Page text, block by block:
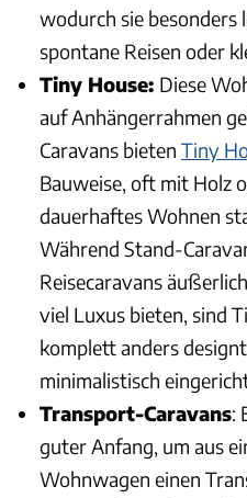
wodurch sie besonders
spontane Reisen oder
Tiny House: Diese
auf Anhängerrahmen
Caravans bieten Tiny
Bauweise, oft mit Holz
dauerhaftes Wohnen
Während Stand-
Reisecaravans
viel Luxus bieten, sind
komplett anders
minimalistisch
Transport-Caravans:
guter Anfang, um aus
Wohnwagen einen